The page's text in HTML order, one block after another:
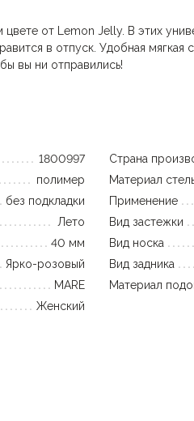
от Lemon Jelly. В этих
в отпуск. Удобная мягкая
вы ни отправились!
1800997
полимер
без подкладки
Лето
40 мм
Ярко-розовый
MARE
Женский
Страна
Материал
Применение
Вид застежки
Вид носка
Вид задника
Материал